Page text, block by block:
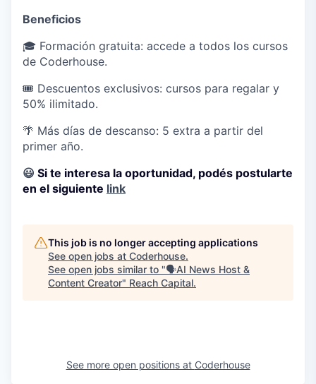
Beneficios
🎓 Formación gratuita: accede a todos los cursos
de Coderhouse.
🎟️ Descuentos exclusivos: cursos para regalar y
50% ilimitado.
🌴 Más días de descanso: 5 extra a partir del
primer año.
😃 Si te interesa la oportunidad, podés postularte
en el siguiente link
This job is no longer accepting applications
See open jobs at Coderhouse.
See open jobs similar to "🗣️AI News Host &
Content Creator" Reach Capital.
See more open positions at Coderhouse